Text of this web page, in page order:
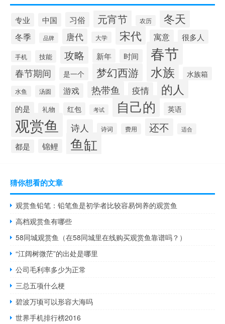
专业 中国 习俗 元宵节 农历 冬天
冬季 品牌 唐代 大学 宋代 寓意 很多人
手机 技能 攻略 新年 时间 春节
春节期间 是一个 梦幻西游 水族 水族箱
水鱼 汤圆 游戏 热带鱼 疫情 的人
的是 礼物 红包 考试 自己的 英语
观赏鱼 诗人 诗词 费用 还不 适合
都是 锦鲤 鱼缸
猜你想看的文章
观赏鱼铅笔：铅笔鱼是初学者比较容易饲养的观赏鱼
高档观赏鱼有哪些
58同城观赏鱼（在58同城里在线购买观赏鱼靠谱吗？）
“江阔树微茫”的出处是哪里
公司毛利率多少为正常
三总五项什么梗
碧波万顷可以形容大海吗
世界手机排行榜2016